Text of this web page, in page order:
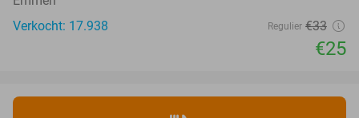
Verkocht: 17.938
Regulier €33
€25